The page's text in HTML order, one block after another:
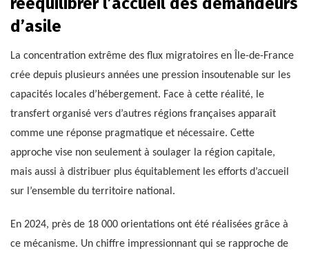
d’asile
La concentration extrême des flux migratoires en Île-de-France
crée depuis plusieurs années une pression insoutenable sur les
capacités locales d’hébergement. Face à cette réalité, le
transfert organisé vers d’autres régions françaises apparaît
comme une réponse pragmatique et nécessaire. Cette
approche vise non seulement à soulager la région capitale,
mais aussi à distribuer plus équitablement les efforts d’accueil
sur l’ensemble du territoire national.
En 2024, près de 18 000 orientations ont été réalisées grâce à
ce mécanisme. Un chiffre impressionnant qui se rapproche de